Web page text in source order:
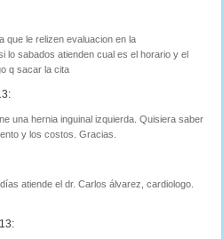
que le relizen evaluacion en la
lo sabados atienden cual es el horario y el
q sacar la cita
una hernia inguinal izquierda. Quisiera saber
y los costos. Gracias.
atiende el dr. Carlos álvarez, cardiologo.